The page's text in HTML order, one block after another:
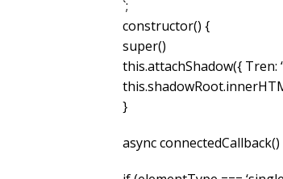
`;
constructor() {
super()
this.attachShadow({ Tren:
}
async connectedCallback()